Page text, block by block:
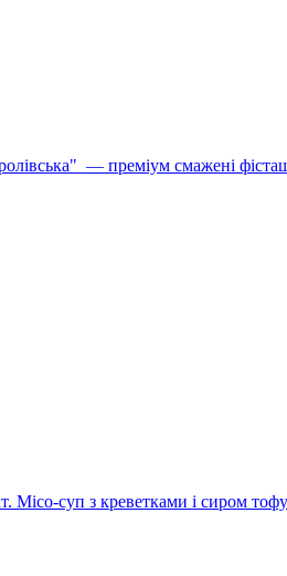
— преміум смажені
Місо-суп з креветками і сиром тофу